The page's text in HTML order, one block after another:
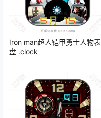
Iron man超人铠甲勇士人物表
盘 .clock